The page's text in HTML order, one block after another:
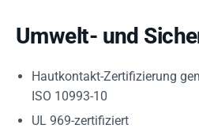
Umwelt- und
Hautkontakt-Zertifizierung
ISO 10993-10
UL 969-zertifiziert